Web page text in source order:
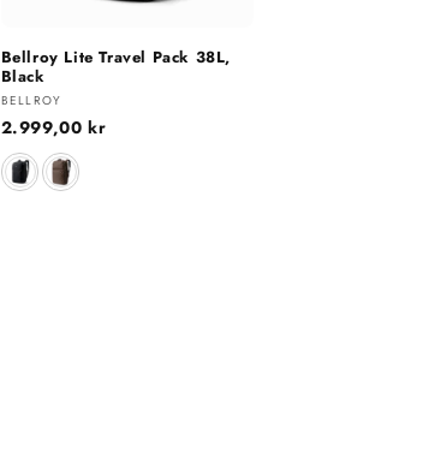
Bellroy Lite Travel Pack 38L,
Black
Selger:
BELLROY
Vanlig
pris
2.999,00 kr
Farge